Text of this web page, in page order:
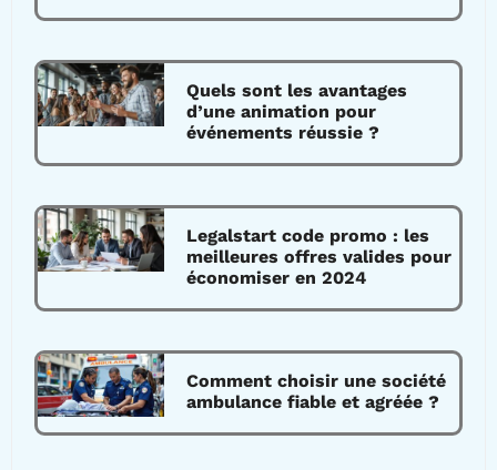
Quels sont les avantages
d’une animation pour
événements réussie ?
Legalstart code promo : les
meilleures offres valides pour
économiser en 2024
Comment choisir une société
ambulance fiable et agréée ?